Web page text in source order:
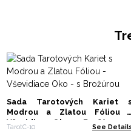
Sada Tarotových Kariet
Modrou a Zlatou Fóliou -
Vševidiace Oko - s Brožúrou
TarotC-10 See